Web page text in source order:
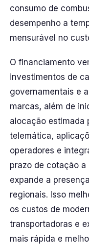
consumo de
desempenho a
mensurável no
O financiamento
investimentos de
governamentais e
marcas, além de
alocação estimada
telemática,
operadores e
prazo de cotação
expande a
regionais. Isso
os custos de
transportadoras e
mais rápida e